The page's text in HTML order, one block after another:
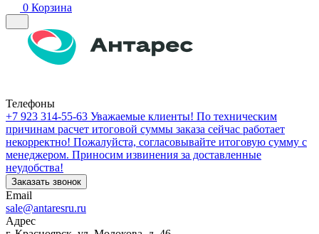
0 Корзина
Телефоны
+7 923 314-55-63 Уважаемые клиенты! По техническим
причинам расчет итоговой суммы заказа сейчас работает
некорректно! Пожалуйста, согласовывайте итоговую сумму с
менеджером. Приносим извинения за доставленные
неудобства!
Заказать звонок
Email
sale@antaresru.ru
Адрес